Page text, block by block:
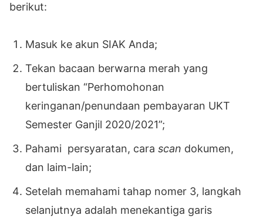
berikut:
Masuk ke akun SIAK Anda;
Tekan bacaan berwarna merah yang
bertuliskan “Perhomohonan
keringanan/penundaan pembayaran UKT
Semester Ganjil 2020/2021”;
Pahami persyaratan, cara scan dokumen,
dan laim-lain;
Setelah memahami tahap nomer 3, langkah
selanjutnya adalah menekantiga garis